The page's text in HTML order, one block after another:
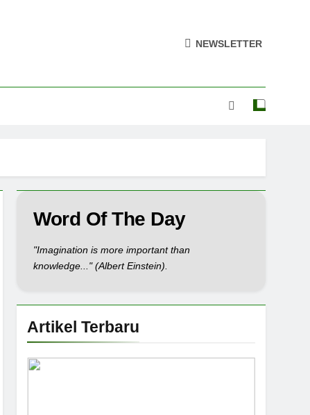
NEWSLETTER
Word Of The Day
"Imagination is more important than
knowledge..." (Albert Einstein).
Artikel Terbaru